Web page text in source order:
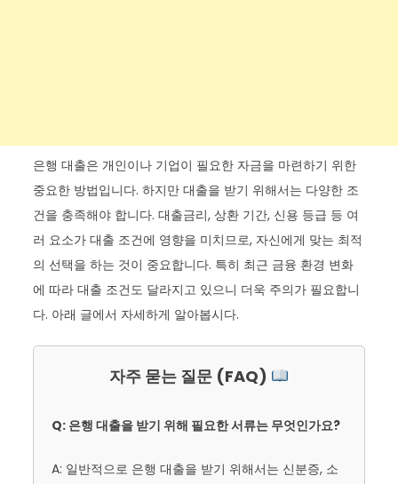
은행 대출은 개인이나 기업이 필요한 자금을 마련하기 위한
중요한 방법입니다. 하지만 대출을 받기 위해서는 다양한 조
건을 충족해야 합니다. 대출금리, 상환 기간, 신용 등급 등 여
러 요소가 대출 조건에 영향을 미치므로, 자신에게 맞는 최적
의 선택을 하는 것이 중요합니다. 특히 최근 금융 환경 변화
에 따라 대출 조건도 달라지고 있으니 더욱 주의가 필요합니
다. 아래 글에서 자세하게 알아봅시다.
자주 묻는 질문 (FAQ)
Q: 은행 대출을 받기 위해 필요한 서류는 무엇인가요?
A: 일반적으로 은행 대출을 받기 위해서는 신분증, 소